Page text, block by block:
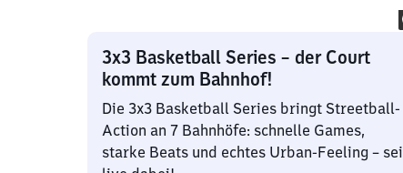
3x3 Basketball Series – der Court
kommt zum Bahnhof!
Die 3x3 Basketball Series bringt Streetball-
Action an 7 Bahnhöfe: schnelle Games,
starke Beats und echtes Urban-Feeling – sei